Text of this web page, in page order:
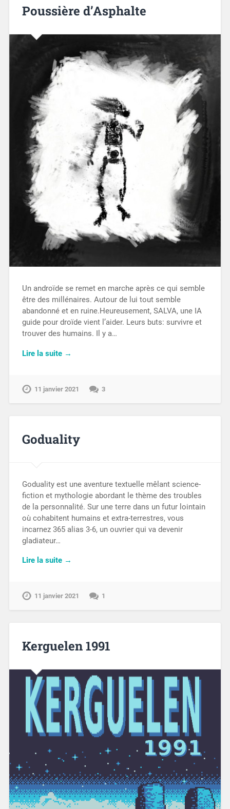
Poussière d’Asphalte
Un androïde se remet en marche après ce qui semble
être des millénaires. Autour de lui tout semble
abandonné et en ruine.Heureusement, SALVA, une IA
guide pour droïde vient l’aider. Leurs buts: survivre et
trouver des humains. Il y a…
Lire la suite →
11 janvier 2021 3
Goduality
Goduality est une aventure textuelle mêlant science-
fiction et mythologie abordant le thème des troubles
de la personnalité. Sur une terre dans un futur lointain
où cohabitent humains et extra-terrestres, vous
incarnez 365 alias 3-6, un ouvrier qui va devenir
gladiateur…
Lire la suite →
11 janvier 2021 1
Kerguelen 1991